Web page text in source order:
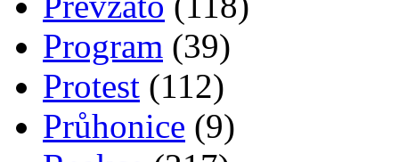
Program (39)
Protest (112)
Průhonice (9)